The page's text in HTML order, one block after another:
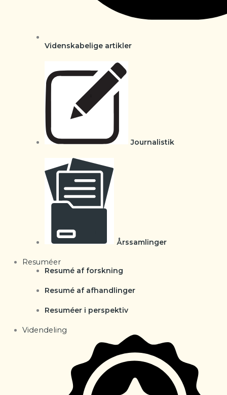
Videnskabelige artikler
Journalistik
Årssamlinger
Resuméer
Resumé af forskning
Resumé af afhandlinger
Resuméer i perspektiv
Videndeling